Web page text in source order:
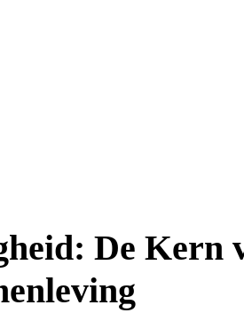
De Kern